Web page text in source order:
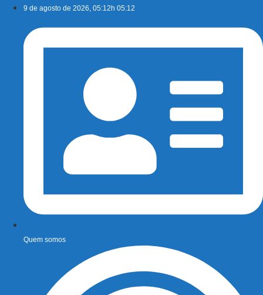
conteúdo
9 de agosto de 2026, 05:12h 05:12
Quem somos